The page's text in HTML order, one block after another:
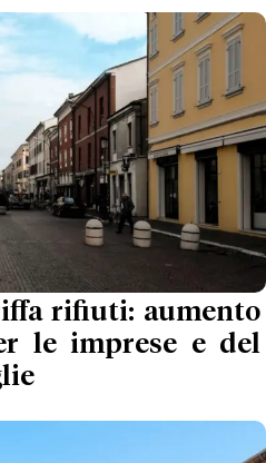
rifiuti: aumento
le imprese e del